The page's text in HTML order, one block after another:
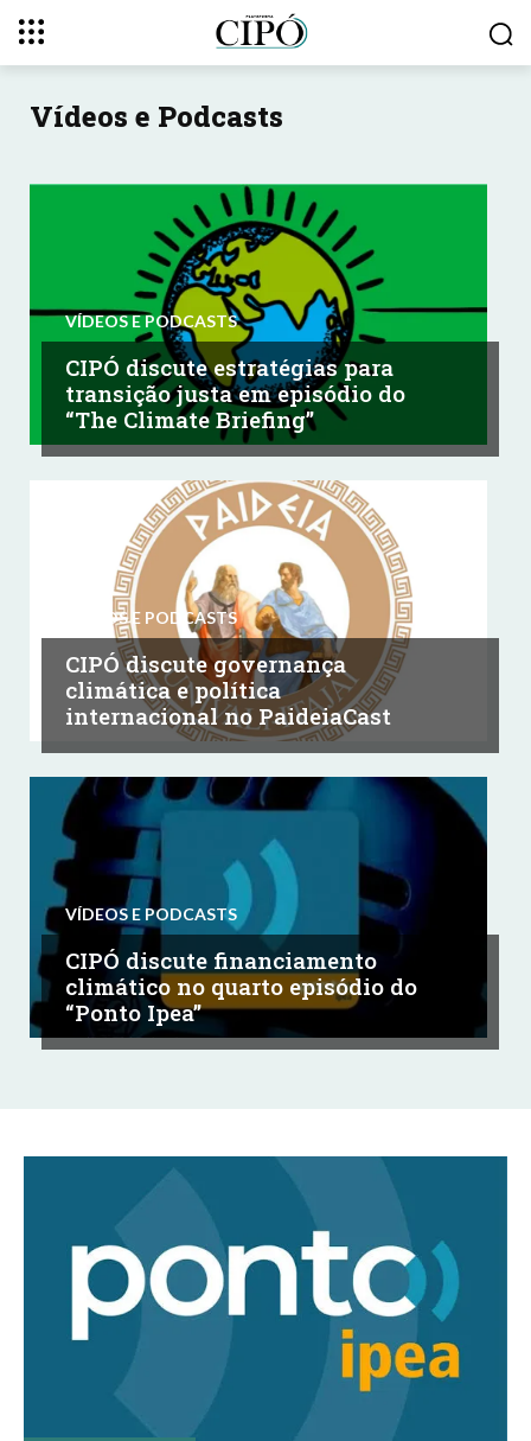
Vídeos e Podcasts
VÍDEOS E PODCASTS
CIPÓ discute estratégias para
transição justa em episódio do
“The Climate Briefing”
VÍDEOS E PODCASTS
CIPÓ discute governança
climática e política
internacional no PaideiaCast
VÍDEOS E PODCASTS
CIPÓ discute financiamento
climático no quarto episódio do
“Ponto Ipea”